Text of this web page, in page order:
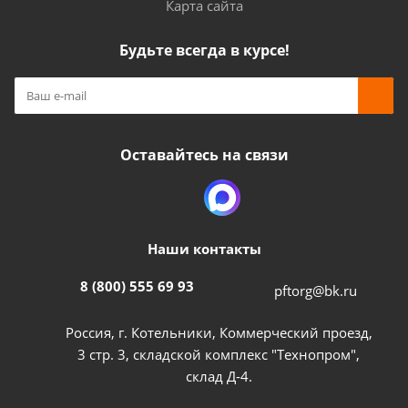
Карта сайта
Будьте всегда в курсе!
Оставайтесь на связи
Наши контакты
8 (800) 555 69 93 pftorg@bk.ru
Россия, г. Котельники, Коммерческий проезд,
3 стр. 3, складской комплекс "Технопром",
склад Д-4.